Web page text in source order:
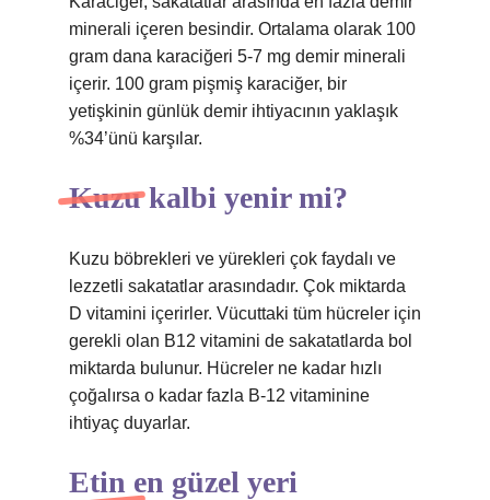
minerali içeren besindir. Ortalama olarak 100
gram dana karaciğeri 5-7 mg demir minerali
içerir. 100 gram pişmiş karaciğer, bir
yetişkinin günlük demir ihtiyacının yaklaşık
%34’ünü karşılar.
Kuzu kalbi yenir mi?
Kuzu böbrekleri ve yürekleri çok faydalı ve
lezzetli sakatatlar arasındadır. Çok miktarda
D vitamini içerirler. Vücuttaki tüm hücreler için
gerekli olan B12 vitamini de sakatatlarda bol
miktarda bulunur. Hücreler ne kadar hızlı
çoğalırsa o kadar fazla B-12 vitaminine
ihtiyaç duyarlar.
Etin en güzel yeri